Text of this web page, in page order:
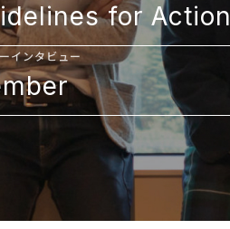
for Action
インタビュー